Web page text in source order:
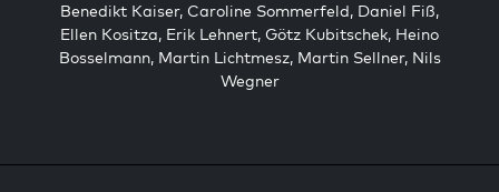
Benedikt Kaiser, Caroline Sommerfeld, Daniel Fiß,
Ellen Kositza, Erik Lehnert, Götz Kubitschek, Heino
Bosselmann, Martin Lichtmesz, Martin Sellner, Nils
Wegner